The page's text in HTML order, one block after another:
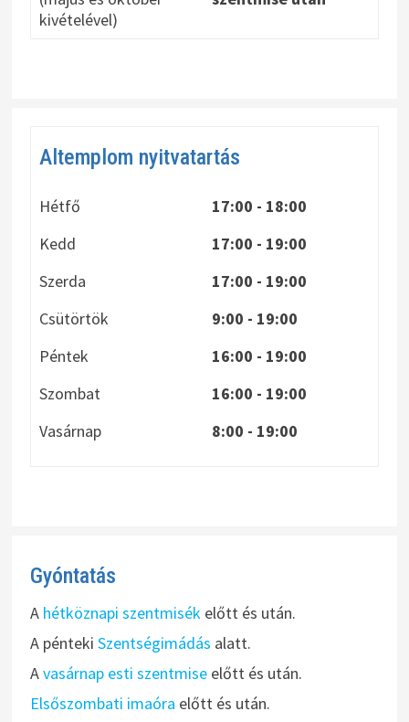
kivételével)
Altemplom nyitvatartás
Hétfő
17:00 - 18:00
Kedd
17:00 - 19:00
Szerda
17:00 - 19:00
Csütörtök
9:00 - 19:00
Péntek
16:00 - 19:00
Szombat
16:00 - 19:00
Vasárnap
8:00 - 19:00
Gyóntatás
A hétköznapi szentmisékelőtt és után.
A pénteki Szentségimádás alatt.
Avasárnap esti szentmiseelőtt és után.
Elsőszombati imaóra előtt és után.